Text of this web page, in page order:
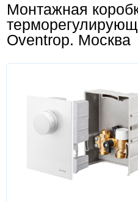
Монтажная
Oventrop. Москва